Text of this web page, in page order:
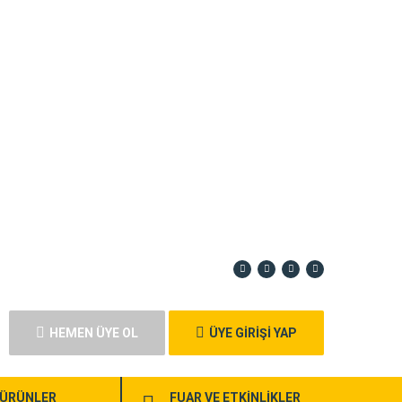
HEMEN ÜYE OL ÜYE GİRİŞİ YAP
ÜRÜNLER FUAR VE ETKİNLİKLER